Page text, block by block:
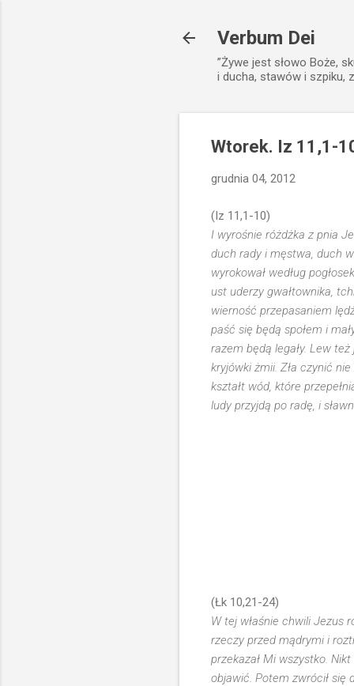
Verbum Dei
”Żywe jest słowo Boże,
i ducha, stawów i szpiku,
Wtorek. Iz 11,1-
grudnia 04, 2012
(Iz 11,1-10)
I wyrośnie różdżka z pnia
duch rady i męstwa, duch
wyrokował według
ust uderzy gwałtownika,
wierność przepasaniem
paść się będą społem i
razem będą legały. Lew
kryjówki żmii. Zła czynić
kształt wód, które
ludy przyjdą po radę, i
(Łk 10,21-24)
W tej właśnie chwili Jezus
rzeczy przed mądrymi i
przekazał Mi wszystko.
objawić. Potem zwrócił się